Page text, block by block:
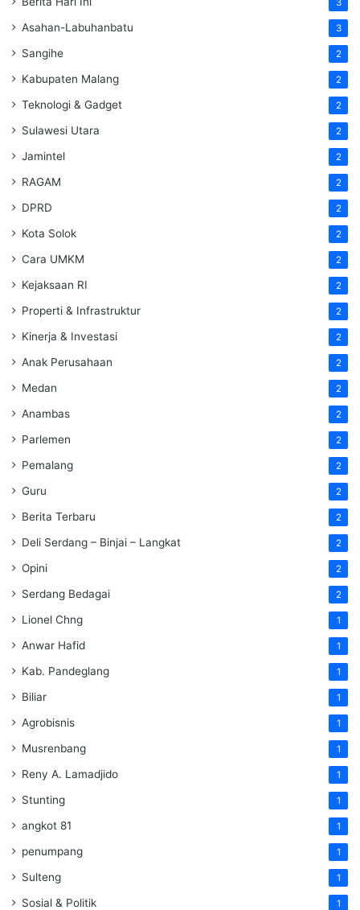
Asahan-Labuhanbatu 3
Sangihe 2
Kabupaten Malang 2
Teknologi & Gadget 2
Sulawesi Utara 2
Jamintel 2
RAGAM 2
DPRD 2
Kota Solok 2
Cara UMKM 2
Kejaksaan RI 2
Properti & Infrastruktur 2
Kinerja & Investasi 2
Anak Perusahaan 2
Medan 2
Anambas 2
Parlemen 2
Pemalang 2
Guru 2
Berita Terbaru 2
Deli Serdang – Binjai – Langkat 2
Opini 2
Serdang Bedagai 2
Lionel Chng 1
Anwar Hafid 1
Kab. Pandeglang 1
Biliar 1
Agrobisnis 1
Musrenbang 1
Reny A. Lamadjido 1
Stunting 1
angkot 81 1
penumpang 1
Sulteng 1
Sosial & Politik 1